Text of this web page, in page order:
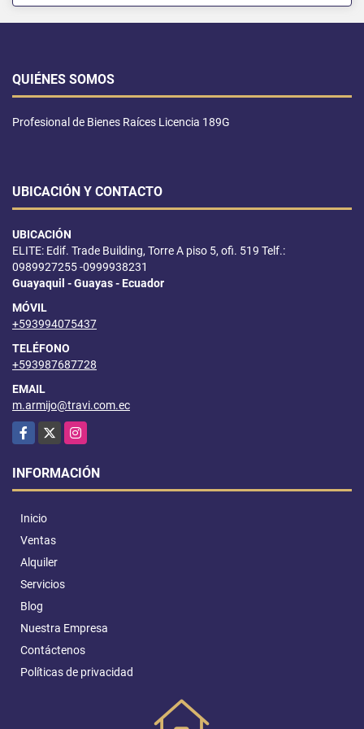
QUIÉNES SOMOS
Profesional de Bienes Raíces Licencia 189G
UBICACIÓN Y CONTACTO
UBICACIÓN
ELITE: Edif. Trade Building, Torre A piso 5, ofi. 519 Telf.:
0989927255 -0999938231
Guayaquil - Guayas - Ecuador
MÓVIL
+593994075437
TELÉFONO
+593987687728
EMAIL
m.armijo@travi.com.ec
Facebook
X Instagram
INFORMACIÓN
Inicio
Ventas
Alquiler
Servicios
Blog
Nuestra Empresa
Contáctenos
Políticas de privacidad